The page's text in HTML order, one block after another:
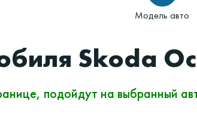
Модель авто
Skoda
подойдут на выбранный